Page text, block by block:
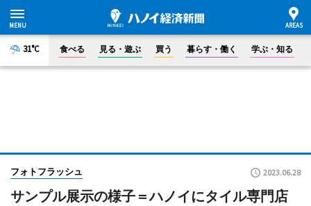
31°C 食べる 見る・遊ぶ 買う 暮らす・働く 学ぶ・知る
フォトフラッシュ 2023.06.28
サンプル展示の様子＝ハノイにタイル専門店